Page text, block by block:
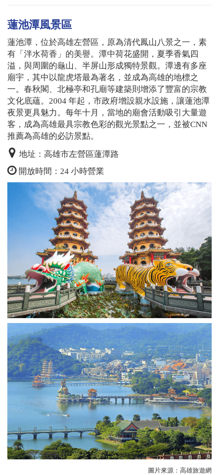
蓮池潭風景區
蓮池潭，位於高雄左營區，原為清代鳳山八景之一，素
有「泮水荷香」的美譽。潭中荷花盛開，夏季香氣四
溢，與周圍的龜山、半屏山形成獨特景觀。潭邊有多座
廟宇，其中以龍虎塔最為著名，並成為高雄的地標之
一。春秋閣、北極亭和孔廟等建築則增添了豐富的宗教
文化底蘊。2004 年起，市政府增設親水設施，讓蓮池潭
夜景更具魅力。每年十月，當地的廟會活動吸引大量遊
客，成為高雄最具宗教色彩的觀光景點之一，並被CNN
推薦為高雄的必訪景點。
地址：高雄市左營區蓮潭路
開放時間：24 小時營業
圖片來源：高雄旅遊網